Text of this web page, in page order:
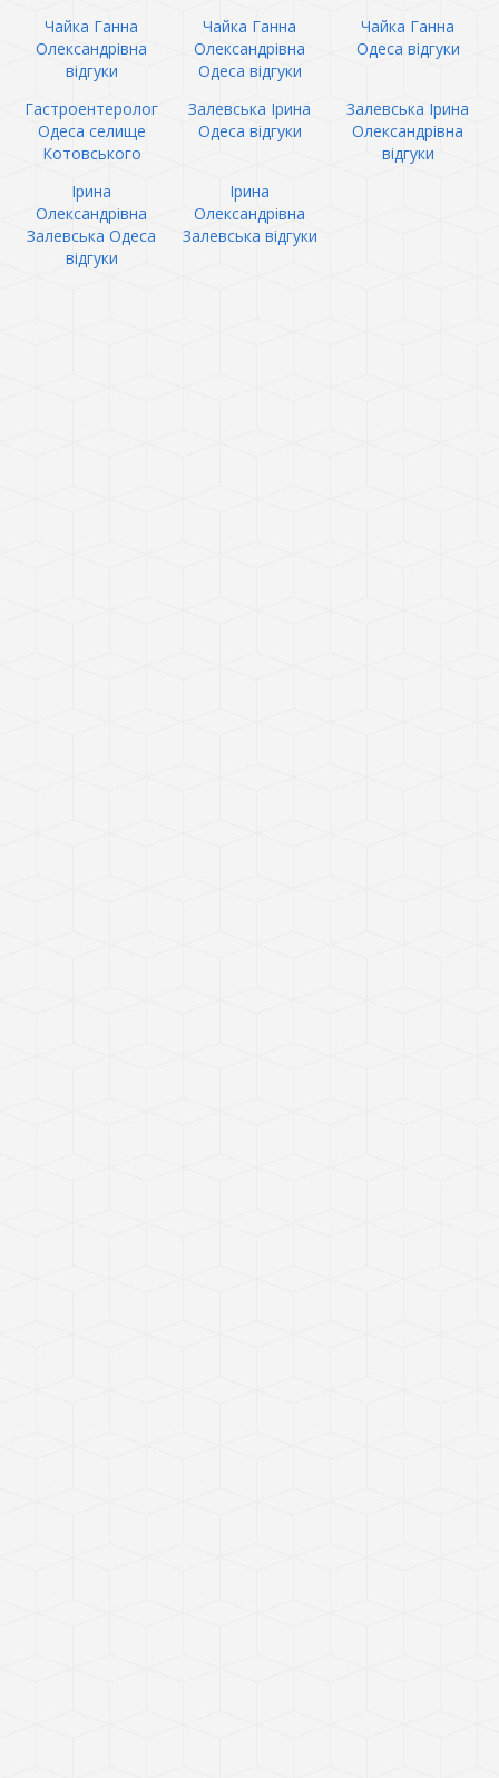
Чайка Ганна
Олександрівна
відгуки
Чайка Ганна
Олександрівна
Одеса відгуки
Чайка Ганна
Одеса відгуки
Гастроентеролог
Одеса селище
Котовського
Залевська Ірина
Одеса відгуки
Залевська Ірина
Олександрівна
відгуки
Ірина
Олександрівна
Залевська Одеса
відгуки
Ірина
Олександрівна
Залевська відгуки